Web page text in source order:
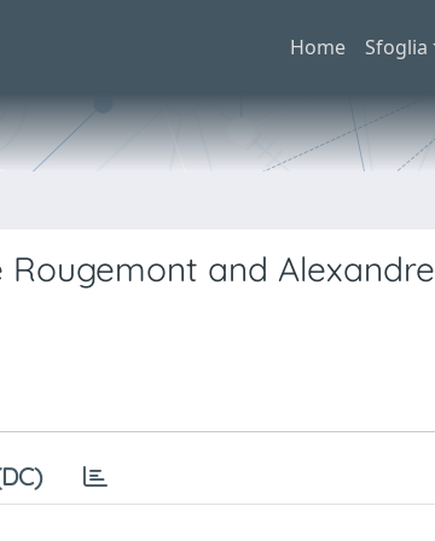
Home Sfoglia
Rougemont and Alexandre